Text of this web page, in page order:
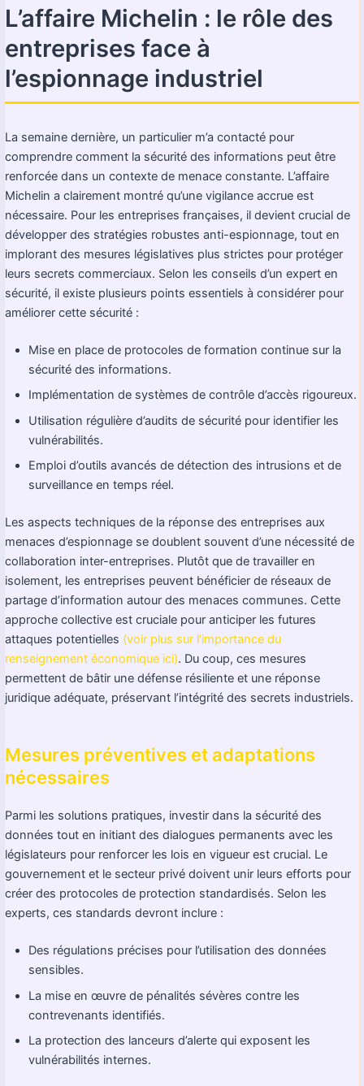
L’affaire Michelin : le rôle des
entreprises face à
l’espionnage industriel
La semaine dernière, un particulier m’a contacté pour
comprendre comment la sécurité des informations peut être
renforcée dans un contexte de menace constante. L’affaire
Michelin a clairement montré qu’une vigilance accrue est
nécessaire. Pour les entreprises françaises, il devient crucial de
développer des stratégies robustes anti-espionnage, tout en
implorant des mesures législatives plus strictes pour protéger
leurs secrets commerciaux. Selon les conseils d’un expert en
sécurité, il existe plusieurs points essentiels à considérer pour
améliorer cette sécurité :
Mise en place de protocoles de formation continue sur la
sécurité des informations.
Implémentation de systèmes de contrôle d’accès rigoureux.
Utilisation régulière d’audits de sécurité pour identifier les
vulnérabilités.
Emploi d’outils avancés de détection des intrusions et de
surveillance en temps réel.
Les aspects techniques de la réponse des entreprises aux
menaces d’espionnage se doublent souvent d’une nécessité de
collaboration inter-entreprises. Plutôt que de travailler en
isolement, les entreprises peuvent bénéficier de réseaux de
partage d’information autour des menaces communes. Cette
approche collective est cruciale pour anticiper les futures
attaques potentielles (voir plus sur l’importance du
renseignement économique ici). Du coup, ces mesures
permettent de bâtir une défense résiliente et une réponse
juridique adéquate, préservant l’intégrité des secrets industriels.
Mesures préventives et adaptations
nécessaires
Parmi les solutions pratiques, investir dans la sécurité des
données tout en initiant des dialogues permanents avec les
législateurs pour renforcer les lois en vigueur est crucial. Le
gouvernement et le secteur privé doivent unir leurs efforts pour
créer des protocoles de protection standardisés. Selon les
experts, ces standards devront inclure :
Des régulations précises pour l’utilisation des données
sensibles.
La mise en œuvre de pénalités sévères contre les
contrevenants identifiés.
La protection des lanceurs d’alerte qui exposent les
vulnérabilités internes.